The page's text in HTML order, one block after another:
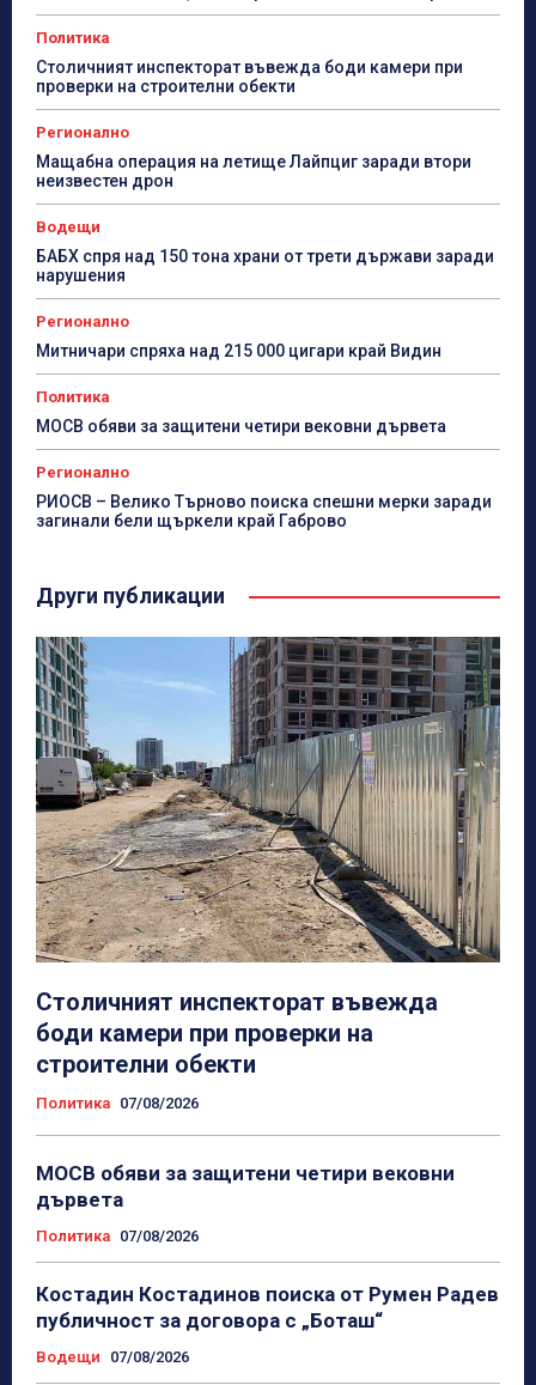
Политика
Столичният инспекторат въвежда боди камери при
проверки на строителни обекти
Регионално
Мащабна операция на летище Лайпциг заради втори
неизвестен дрон
Водещи
БАБХ спря над 150 тона храни от трети държави заради
нарушения
Регионално
Митничари спряха над 215 000 цигари край Видин
Политика
МОСВ обяви за защитени четири вековни дървета
Регионално
РИОСВ – Велико Търново поиска спешни мерки заради
загинали бели щъркели край Габрово
Други публикации
Столичният инспекторат въвежда
боди камери при проверки на
строителни обекти
Политика 07/08/2026
МОСВ обяви за защитени четири вековни
дървета
Политика 07/08/2026
Костадин Костадинов поиска от Румен Радев
публичност за договора с „Боташ“
Водещи 07/08/2026